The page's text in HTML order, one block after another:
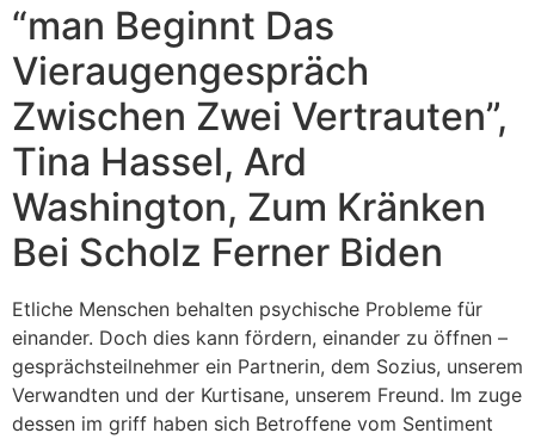
“man Beginnt Das
Vieraugengespräch
Zwischen Zwei Vertrauten”,
Tina Hassel, Ard
Washington, Zum Kränken
Bei Scholz Ferner Biden
Etliche Menschen behalten psychische Probleme für
einander. Doch dies kann fördern, einander zu öffnen –
gesprächsteilnehmer ein Partnerin, dem Sozius, unserem
Verwandten und der Kurtisane, unserem Freund. Im zuge
dessen im griff haben sich Betroffene vom Sentiment